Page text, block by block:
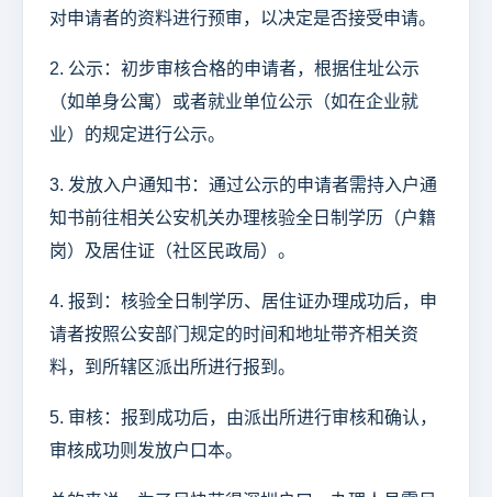
对申请者的资料进行预审，以决定是否接受申请。
2. 公示：初步审核合格的申请者，根据住址公示
（如单身公寓）或者就业单位公示（如在企业就
业）的规定进行公示。
3. 发放入户通知书：通过公示的申请者需持入户通
知书前往相关公安机关办理核验全日制学历（户籍
岗）及居住证（社区民政局）。
4. 报到：核验全日制学历、居住证办理成功后，申
请者按照公安部门规定的时间和地址带齐相关资
料，到所辖区派出所进行报到。
5. 审核：报到成功后，由派出所进行审核和确认，
审核成功则发放户口本。